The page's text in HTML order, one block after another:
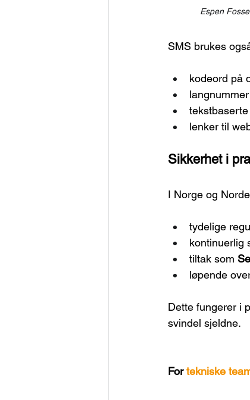
Espen
SMS brukes
kodeord på
lenker til
Sikkerhet i
I Norge og
tydelige
kontinuerlig
tiltak som
løpende
Dette fungerer i
svindel sjeldne.
For tekniske